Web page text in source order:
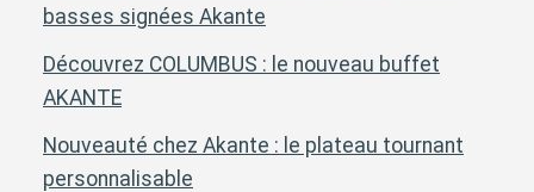
basses signées Akante
Découvrez COLUMBUS : le nouveau buffet
AKANTE
Nouveauté chez Akante : le plateau tournant
personnalisable